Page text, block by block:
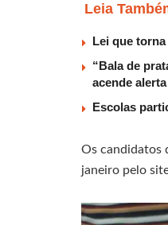
Leia
Lei que
“Bala de
acende
Escolas
Os candidatos
janeiro pelo